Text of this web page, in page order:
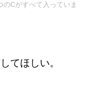
Cがすべて入っていま
てほしい。